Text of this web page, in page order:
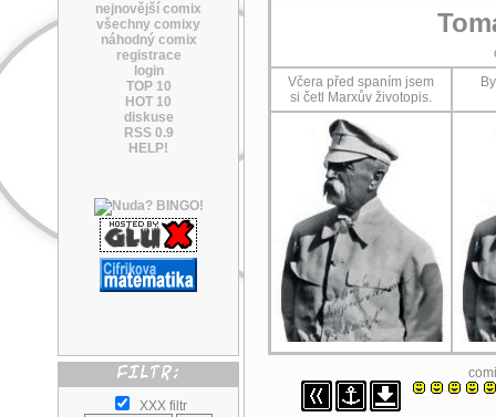
nejnovější comix
všechny comixy
náhodný comix
registrace
login
TOP 10
HOT 10
diskuse
RSS 0.9
HELP!
XXX filtr
Včera před spaním jsem
si četl Marxův životopis.